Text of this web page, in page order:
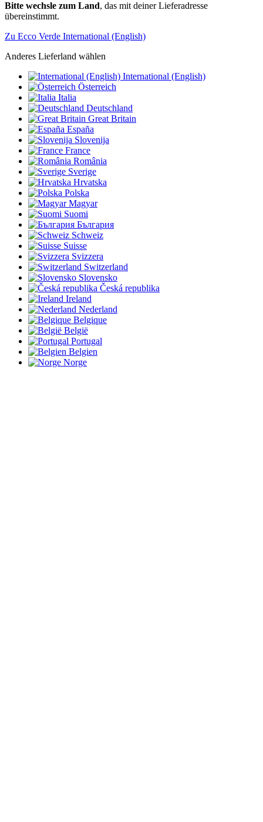
Bitte wechsle zum Land, das mit deiner Lieferadresse
übereinstimmt.
Zu Ecco Verde International (English)
Anderes Lieferland wählen
International (English)
Österreich
Italia
Deutschland
Great Britain
España
Slovenija
France
România
Sverige
Hrvatska
Polska
Magyar
Suomi
България
Schweiz
Suisse
Svizzera
Switzerland
Slovensko
Česká republika
Ireland
Nederland
Belgique
België
Portugal
Belgien
Norge